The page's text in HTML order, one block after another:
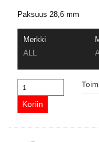
Paksuus 28,6 mm
Merkki
ALL